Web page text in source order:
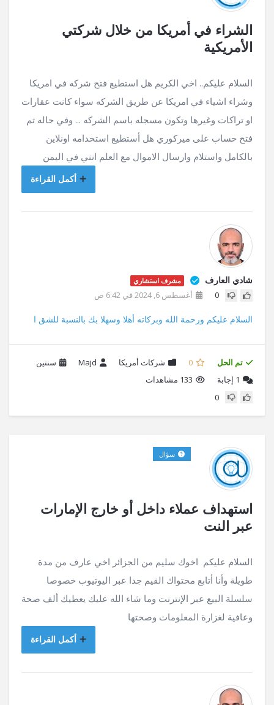
الشراء في أمريكا من خلال شركتي
الأمريكية
السلام عليكم.. اخي الكريم هل استطيع فتح شركه في امريكا
وشراء اشياء في امريكا عن طريق الشركه سواء كانت عقارات
او تراكات وغيرها وتكون مسجله باسم الشركه ... وفي حاله تم
فتح حساب على ميركوري هل أستطيع استخدامه اونلاين
بالكامل واستلام وارسال الاموال مع العلم انني في اليمن
أكمل القراءة
شادي العارف مشرف استشاري
0 أغسطس 6, 2024 في 6:42 ص
السلام عليكم ورحمة الله وبركاته أهلا وسهلا بك بالنسبة للشق ا
تم الحل 0 شركات أمريكا Majd
سنتين
1 إجابة
133 مشاهدات
0
استهداف عملاء داخل أو خارج الإمارات
عبر النت
سؤال
السلام عليكم اخوك سليم من الجزائر اخي عارف من مدة
طويلة وأنا أتابع محتواك القيم جدا عبر اليوتيوب خصوصا
سلسلة البيع عبر الإنترنت وما شاء الله عليك يعطيك ألف صحة
وعافية لغزارة المعلومات وصحتها
أكمل القراءة